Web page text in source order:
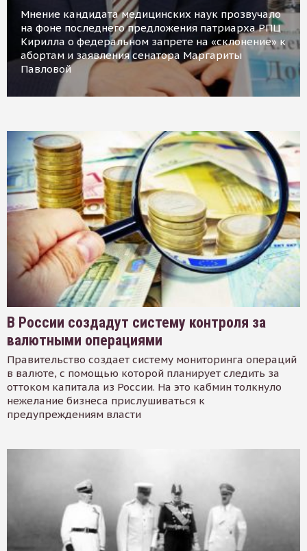
Мнение кандидата медицинских наук прозвучало
на фоне последнего предложения патриарха РПЦ
Кирилла о федеральном запрете на «склонение» к
абортам и заявления сенатора Маргариты
Павловой
В России создадут систему контроля за
валютными операциями
Правительство создает систему мониторинга операций
в валюте, с помощью которой планирует следить за
оттоком капитала из России. На это кабмин толкнуло
нежелание бизнеса прислушиваться к
предупреждениям власти